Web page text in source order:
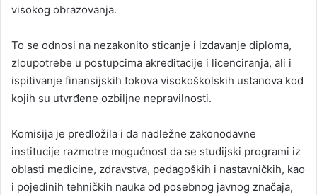
visokog obrazovanja.
To se odnosi na nezakonito sticanje i izdavanje diploma,
zloupotrebe u postupcima akreditacije i licenciranja, ali i
ispitivanje finansijskih tokova visokoškolskih ustanova kod
kojih su utvrđene ozbiljne nepravilnosti.
Komisija je predložila i da nadležne zakonodavne
institucije razmotre mogućnost da se studijski programi iz
oblasti medicine, zdravstva, pedagoških i nastavničkih, kao
i pojedinih tehničkih nauka od posebnog javnog značaja,